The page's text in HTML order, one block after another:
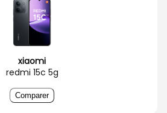
xiaomi
redmi 15c 5g
Comparer